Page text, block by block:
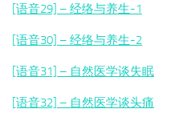
[语音29] – 经络与养生-1
[语音30] – 经络与养生-2
[语音31] – 自然医学谈失眠
[语音32] – 自然医学谈头痛